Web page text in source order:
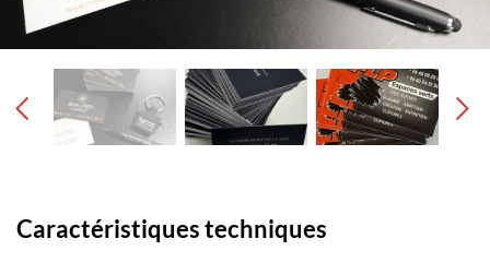
Caractéristiques techniques